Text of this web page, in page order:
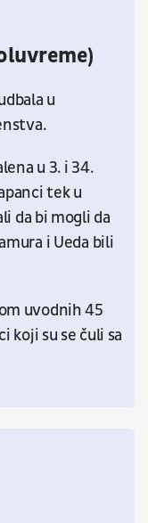
u
u 3. i 34.
tek u
da bi mogli da
i Ueda bili
uvodnih 45
koji su se čuli sa